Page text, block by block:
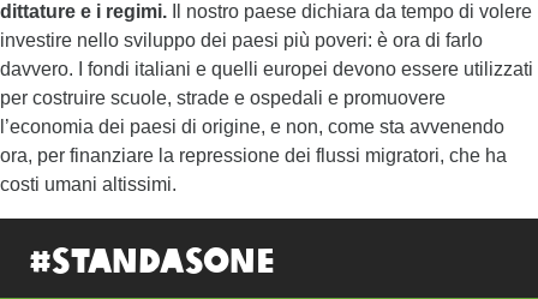
dittature e i regimi.
Il nostro paese dichiara da tempo di volere
investire nello sviluppo dei paesi più poveri: è ora di farlo
davvero. I fondi italiani e quelli europei devono essere utilizzati
per costruire scuole, strade e ospedali e promuovere
l’economia dei paesi di origine, e non, come sta avvenendo
ora, per finanziare la repressione dei flussi migratori, che ha
costi umani altissimi.
#standasone